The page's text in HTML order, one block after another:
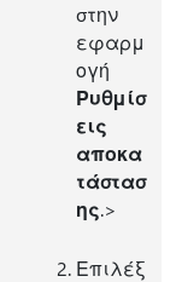
στην
εφαρμ
ογή
Ρυθμίσ
εις
αποκα
τάστασ
ης.>
Επιλέξ